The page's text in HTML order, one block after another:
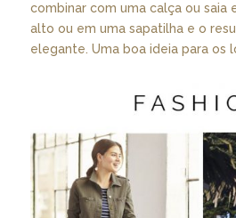
combinar com uma calça ou saia
alto ou em uma sapatilha e o
elegante. Uma boa ideia para os